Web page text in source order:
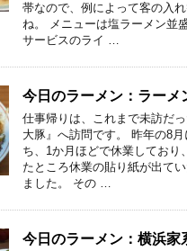
帯なので、例によって客の入
ね。 メニューは塩ラーメン並
サービスのライ …
今日のラーメン：ラーメ
仕事帰りは、これまで未訪だ
大豚』へ訪問です。 昨年の8
ち、1か月ほどで休業しており
たところ休業の貼り紙が出て
ました。 その …
今日のラーメン：横浜家